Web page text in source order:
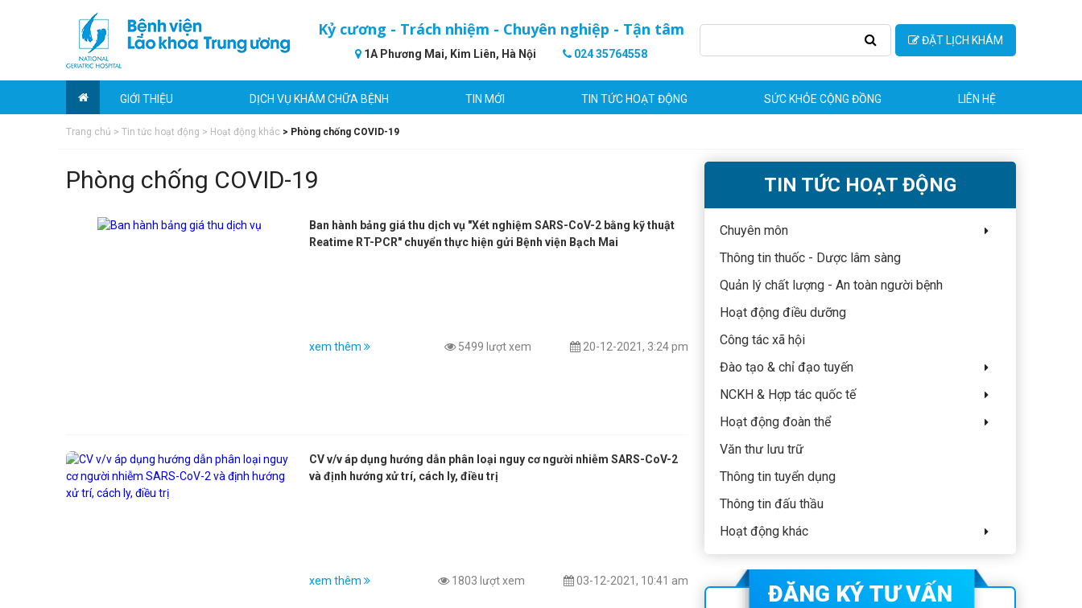
Kỷ cương - Trách nhiệm - Chuyên nghiệp - Tận tâm
1A Phương Mai, Kim Liên, Hà Nội 024 35764558
ĐẶT LỊCH KHÁM
GIỚI THIỆU DỊCH VỤ KHÁM CHỮA BỆNH TIN MỚI TIN TỨC HOẠT ĐỘNG SỨC KHỎE CỘNG ĐỒNG LIÊN HỆ
Trang chủ > Tin tức hoạt động > Hoạt động khác > Phòng chống COVID-19
Phòng chống COVID-19
Ban hành bảng giá thu dịch vụ "Xét nghiệm SARS-CoV-2 bằng kỹ thuật
Reatime RT-PCR" chuyển thực hiện gửi Bệnh viện Bạch Mai
20-12-2021, 3:24 pm
5499 lượt xem
xem thêm
CV v/v áp dụng hướng dẫn phân loại nguy cơ người nhiễm SARS-CoV-2
và định hướng xử trí, cách ly, điều trị
03-12-2021, 10:41 am
1803 lượt xem
xem thêm
TIN TỨC HOẠT ĐỘNG
Chuyên môn
Thông tin thuốc - Dược lâm sàng
Quản lý chất lượng - An toàn người bệnh
Hoạt động điều dưỡng
Công tác xã hội
Đào tạo & chỉ đạo tuyến
NCKH & Hợp tác quốc tế
Hoạt động đoàn thể
Văn thư lưu trữ
Thông tin tuyển dụng
Thông tin đấu thầu
Hoạt động khác
ĐĂNG KÝ TƯ VẤN